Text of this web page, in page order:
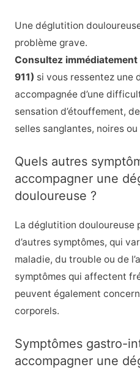
Une déglutition
problème grave.
Consultez
911) si vous ressentez une
accompagnée d’une
sensation d’étouffement, de
selles sanglantes, noires
Quels autres
accompagner une
douloureuse ?
La déglutition douloureuse
d’autres symptômes, qui
maladie, du trouble ou de
symptômes qui affectent
peuvent également
corporels.
Symptômes gastro-
accompagner une